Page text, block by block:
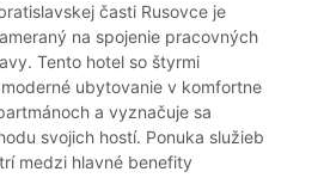
časti Rusovce je
na spojenie pracovných
Tento hotel so štyrmi
ubytovanie v komfortne
a vyznačuje sa
svojich hostí. Ponuka služieb
medzi hlavné benefity